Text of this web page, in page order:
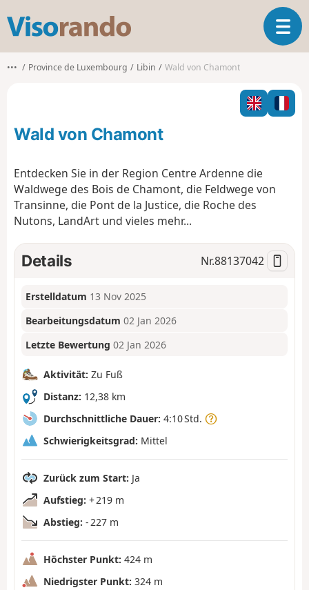
s
o
o
T
o
l
n
n
••• Province de Luxembourg Libin Wald von Chamont
Wald von Chamont
Entdecken Sie in der Region Centre Ardenne die
Waldwege des Bois de Chamont, die Feldwege von
Transinne, die Pont de la Justice, die Roche des
Nutons, LandArt und vieles mehr...
Details Nr.88137042
Erstelldatum 13 Nov 2025
Bearbeitungsdatum 02 Jan 2026
Letzte Bewertung 02 Jan 2026
Aktivität: Zu Fuß
Distanz: 12,38 km
Durchschnittliche Dauer: 4:10 Std.
Schwierigkeitsgrad: Mittel
Zurück zum Start: Ja
Aufstieg: + 219 m
Abstieg: - 227 m
Höchster Punkt: 424 m
Niedrigster Punkt: 324 m